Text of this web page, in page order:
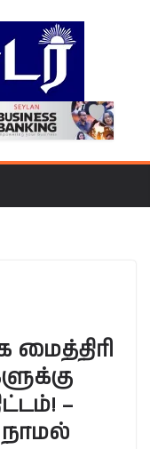
–
நாமல்